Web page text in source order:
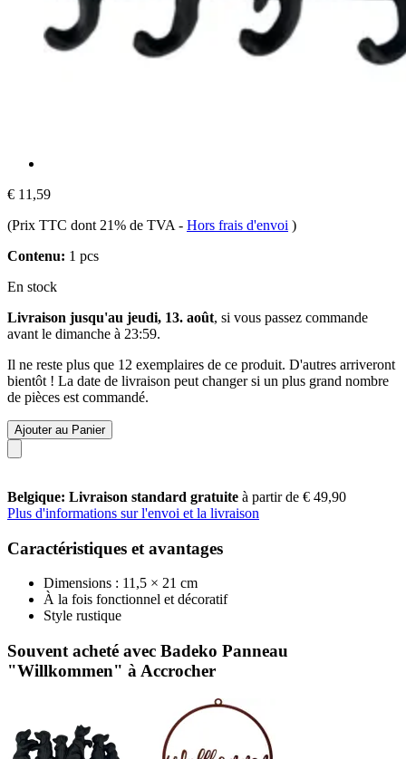
€ 11,59
(Prix TTC dont 21% de TVA - Hors frais d'envoi )
Contenu: 1 pcs
En stock
Livraison jusqu'au jeudi, 13. août, si vous passez commande
avant le dimanche à 23:59.
Il ne reste plus que 12 exemplaires de ce produit. D'autres arriveront
bientôt ! La date de livraison peut changer si un plus grand nombre
de pièces est commandé.
Ajouter au Panier
Belgique: Livraison standard gratuite à partir de € 49,90
Plus d'informations sur l'envoi et la livraison
Caractéristiques et avantages
Dimensions : 11,5 × 21 cm
À la fois fonctionnel et décoratif
Style rustique
Souvent acheté avec Badeko Panneau
"Willkommen" à Accrocher